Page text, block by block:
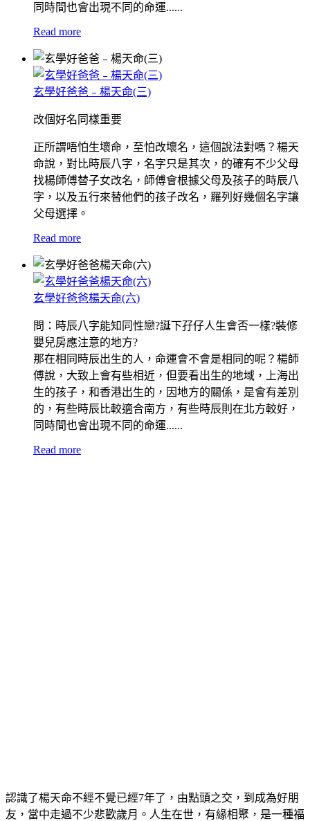
同時間也會出現不同的命運......
Read more
玄學好爸爸﹣楊天命(三)
改個好名同樣重要
正所謂唔怕生壞命，至怕改壞名，這個說法對嗎？楊天
命說，對比時辰八字，名字只是其次，的確有不少父母
找楊師傅替子女改名，師傅會根據父母及孩子的時辰八
字，以及五行來替他們的孩子改名，羅列好幾個名字讓
父母選擇。
Read more
玄學好爸爸楊天命(六)
問：時辰八字能知同性戀?誕下孖仔人生會否一樣?裝修
嬰兒房應注意的地方?
那在相同時辰出生的人，命運會不會是相同的呢？楊師
傅說，大致上會有些相近，但要看出生的地域，上海出
生的孩子，和香港出生的，因地方的關係，是會有差別
的，有些時辰比較適合南方，有些時辰則在北方較好，
同時間也會出現不同的命運......
Read more
認識了楊天命不經不覺已經7年了，由點頭之交，到成為好朋
友，當中走過不少悲歡歲月。人生在世，有緣相聚，是一種福